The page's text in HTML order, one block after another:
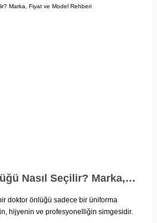
En İyi Doktor Önlüğü Nasıl Seçilir? Marka, Fiyat ve Model Rehberi
doktor önlüğü sadece bir üniforma
hijyenin ve profesyonelliğin simgesidir.